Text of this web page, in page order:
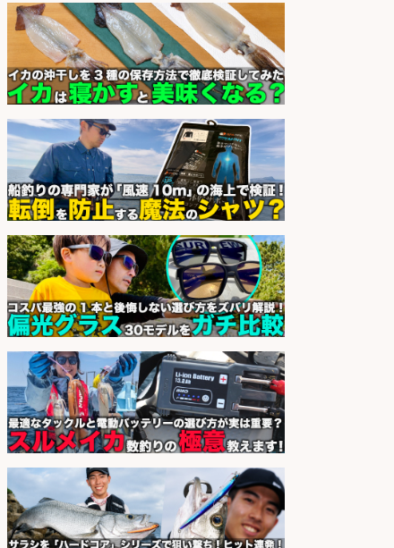
「魚の養殖に関するプロジェクト 」
試験実験業務/総合メーカーでのお
仕事です
会社名
株式会社スタッフサービス エン
ジニアガイド
sponsored by 求人ボックス
レジカウンター/お釣りの計算不要
1日2h
会社名 オーケー株式会社
sponsored by 求人ボックス
レジカウンター/夕方勤務で時給UP
お釣りの計算不要の簡単レジ1日2時
間
会社名 オーケー株式会社
sponsored by 求人ボックス
さらに求人情報を見る